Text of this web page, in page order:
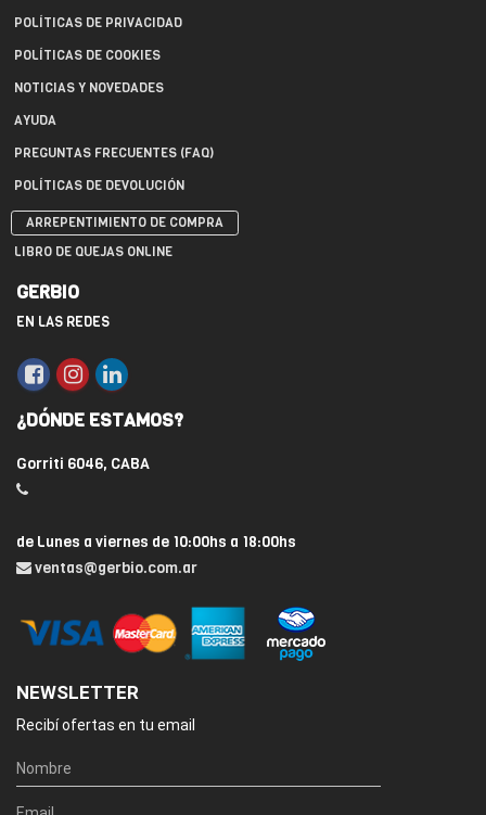
POLÍTICAS DE PRIVACIDAD
POLÍTICAS DE COOKIES
NOTICIAS Y NOVEDADES
AYUDA
PREGUNTAS FRECUENTES (FAQ)
POLÍTICAS DE DEVOLUCIÓN
ARREPENTIMIENTO DE COMPRA
LIBRO DE QUEJAS ONLINE
GERBIO
EN LAS REDES
¿DÓNDE ESTAMOS?
Gorriti 6046, CABA
de Lunes a viernes de 10:00hs a 18:00hs
ventas@gerbio.com.ar
NEWSLETTER
Recibí ofertas en tu email